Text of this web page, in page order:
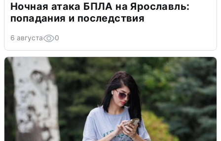
Ночная атака БПЛА на Ярославль:
попадания и последствия
6 августа 0